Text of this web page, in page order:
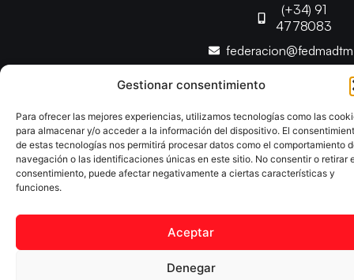
Gestionar consentimiento
Para ofrecer las mejores experiencias, utilizamos tecnologías como las
para almacenar y/o acceder a la información del dispositivo. El
de estas tecnologías nos permitirá procesar datos como el comportamiento
navegación o las identificaciones únicas en este sitio. No consentir o retirar
consentimiento, puede afectar negativamente a ciertas características y
funciones.
Aceptar
Denegar
(+34) 91
4778083
Desarrollado porTOOOLS
Aviso LegalPolítica de CookiesPolítica de Privacidad
Declaración de Accesibilidad